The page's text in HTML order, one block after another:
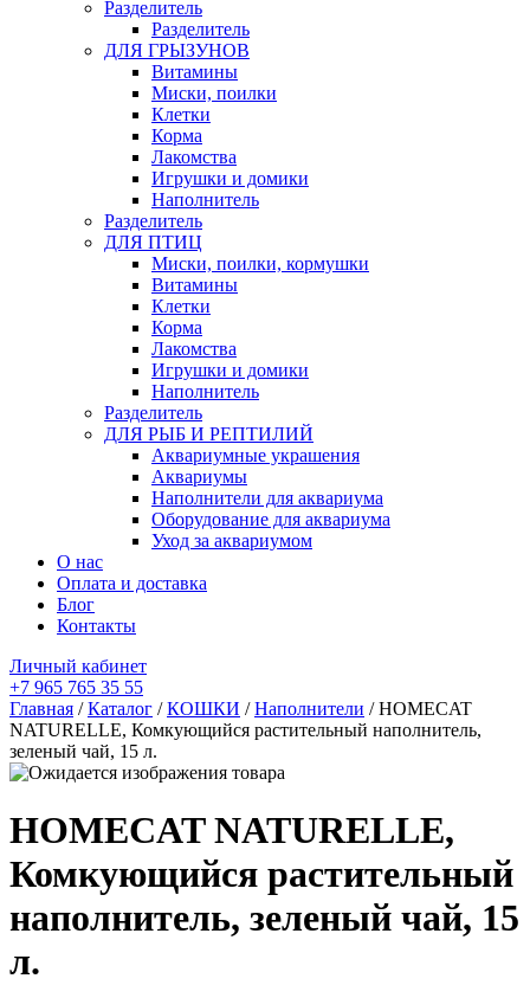
Pазделитель
Разделитель
ДЛЯ ГРЫЗУНОВ
Витамины
Миски, поилки
Клетки
Корма
Лакомства
Игрушки и домики
Наполнитель
Разделитель
ДЛЯ ПТИЦ
Миски, поилки, кормушки
Витамины
Клетки
Корма
Лакомства
Игрушки и домики
Наполнитель
Разделитель
ДЛЯ РЫБ И РЕПТИЛИЙ
Аквариумные украшения
Аквариумы
Наполнители для аквариума
Оборудование для аквариума
Уход за аквариумом
О нас
Оплата и доставка
Блог
Контакты
Личный кабинет
+7 965 765 35 55
Главная /Каталог /КОШКИ /Наполнители / HOMECAT
NATURELLE, Комкующийся растительный наполнитель,
зеленый чай, 15 л.
HOMECAT NATURELLE,
Комкующийся растительный
наполнитель, зеленый чай, 15
л.